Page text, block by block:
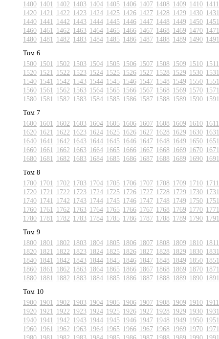
1400 1401 1402 1403 1404 1405 1406 1407 1408 1409 1410 1411
1420 1421 1422 1423 1424 1425 1426 1427 1428 1429 1430 1431
1440 1441 1442 1443 1444 1445 1446 1447 1448 1449 1450 1451
1460 1461 1462 1463 1464 1465 1466 1467 1468 1469 1470 1471
1480 1481 1482 1483 1484 1485 1486 1487 1488 1489 1490 1491
Том 6
1500 1501 1502 1503 1504 1505 1506 1507 1508 1509 1510 1511
1520 1521 1522 1523 1524 1525 1526 1527 1528 1529 1530 1531
1540 1541 1542 1543 1544 1545 1546 1547 1548 1549 1550 1551
1560 1561 1562 1563 1564 1565 1566 1567 1568 1569 1570 1571
1580 1581 1582 1583 1584 1585 1586 1587 1588 1589 1590 1591
Том 7
1600 1601 1602 1603 1604 1605 1606 1607 1608 1609 1610 1611
1620 1621 1622 1623 1624 1625 1626 1627 1628 1629 1630 1631
1640 1641 1642 1643 1644 1645 1646 1647 1648 1649 1650 1651
1660 1661 1662 1663 1664 1665 1666 1667 1668 1669 1670 1671
1680 1681 1682 1683 1684 1685 1686 1687 1688 1689 1690 1691
Том 8
1700 1701 1702 1703 1704 1705 1706 1707 1708 1709 1710 1711
1720 1721 1722 1723 1724 1725 1726 1727 1728 1729 1730 1731
1740 1741 1742 1743 1744 1745 1746 1747 1748 1749 1750 1751
1760 1761 1762 1763 1764 1765 1766 1767 1768 1769 1770 1771
1780 1781 1782 1783 1784 1785 1786 1787 1788 1789 1790 1791
Том 9
1800 1801 1802 1803 1804 1805 1806 1807 1808 1809 1810 1811
1820 1821 1822 1823 1824 1825 1826 1827 1828 1829 1830 1831
1840 1841 1842 1843 1844 1845 1846 1847 1848 1849 1850 1851
1860 1861 1862 1863 1864 1865 1866 1867 1868 1869 1870 1871
1880 1881 1882 1883 1884 1885 1886 1887 1888 1889 1890 1891
Том 10
1900 1901 1902 1903 1904 1905 1906 1907 1908 1909 1910 1911
1920 1921 1922 1923 1924 1925 1926 1927 1928 1929 1930 1931
1940 1941 1942 1943 1944 1945 1946 1947 1948 1949 1950 1951
1960 1961 1962 1963 1964 1965 1966 1967 1968 1969 1970 1971